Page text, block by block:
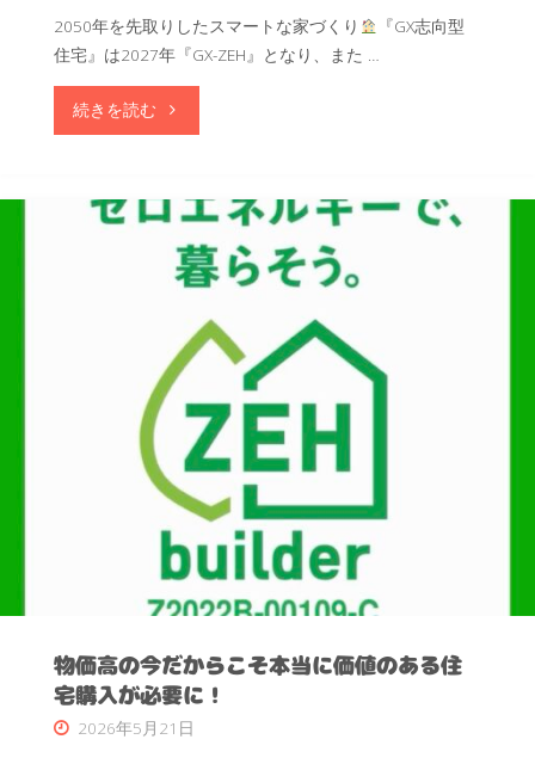
2050年を先取りしたスマートな家づくり
『GX志向型
住宅』は2027年『GX-ZEH』となり、また …
続きを読む "『GX
向
宅』
は
2027
年
『GX-
ZEH』
な
り、
物価高の今だからこそ本当に価値のある住
宅購入が必要に！
2026年5月21日